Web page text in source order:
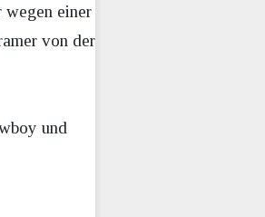
einer
von der
und